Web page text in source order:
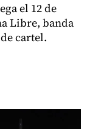
el 12 de
Libre, banda
cartel.